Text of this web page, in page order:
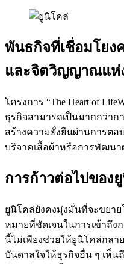
พันธกิจที่เชื่อมโยง
และจิตวิญญาณแห่
โครงการ “The Heart of
ธุรกิจสามารถเป็นมากกว่าก
สร้างความยั่งยืนผ่านการตอ
บริจาคเสื้อผ้าหรือการพัฒน
การก้าวต่อไปของ
ยูนิโคล่ยังคงมุ่งมั่นที่จะขยาย
หมายที่ชัดเจนในการเข้าถึง
นี้ไม่เพียงช่วยให้ยูนิโคล่กลา
บันดาลใจให้ธุรกิจอื่น ๆ เห็